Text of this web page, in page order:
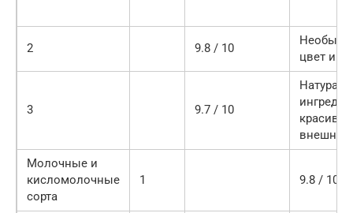
2 9.8 / 10
цвет и
3 9.7 / 10
внешний
Молочные и
кисломолочные
сорта
1 9.8 / 10